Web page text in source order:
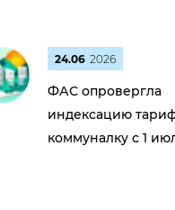
24.06 2026
ФАС опровергла
индексацию
коммуналку с 1